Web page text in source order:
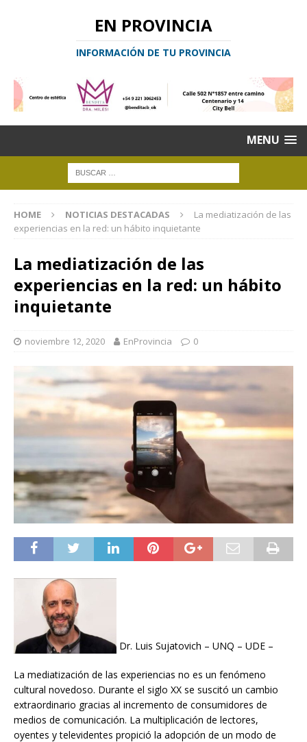
EN PROVINCIA
INFORMACIÓN DE TU PROVINCIA
MENU
HOME NOTICIAS DESTACADAS
La mediatización de las
experiencias en la red: un hábito inquietante
La mediatización de las
experiencias en la red: un hábito
inquietante
noviembre 12, 2020 EnProvincia 0
Dr. Luis Sujatovich – UNQ – UDE –
La mediatización de las experiencias no es un fenómeno
cultural novedoso. Durante el siglo XX se suscitó un cambio
extraordinario gracias al incremento de consumidores de
medios de comunicación. La multiplicación de lectores,
oyentes y televidentes propició la adopción de un modo de